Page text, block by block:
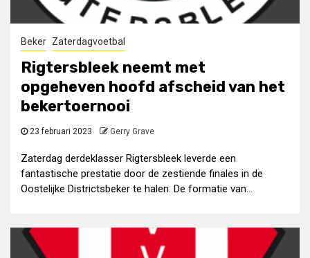
Beker Zaterdagvoetbal
Rigtersbleek neemt met
opgeheven hoofd afscheid van het
bekertoernooi
23 februari 2023 Gerry Grave
Zaterdag derdeklasser Rigtersbleek leverde een
fantastische prestatie door de zestiende finales in de
Oostelijke Districtsbeker te halen. De formatie van...